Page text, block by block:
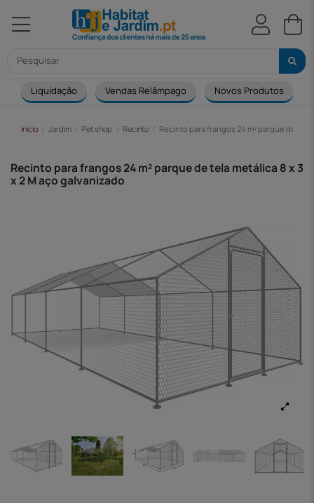
Liquidação Vendas Relâmpago Novos Produtos
Início Jardim Pet shop Recinto Recinto para frangos 24 m² parque de tela
Recinto para frangos 24 m² parque de tela metálica 8 x 3
x 2 M aço galvanizado